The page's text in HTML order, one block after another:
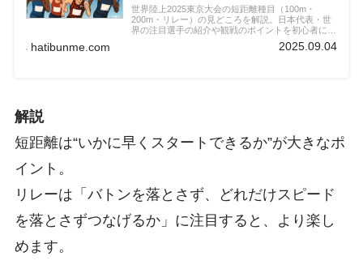
世界陸上2025東京大会の短距離種目（100m・
200m・リレー）の見どころを解説。日本代表・世
界の注目選手の紹介や観戦のポイントを初心者にも
hatibunme.com 2025.09.04
解説
短距離は“いかに早くスタートできるか”が大きなポ
イント。
リレーは「バトンを落とさず、どれだけスピード
を落とさずつなげるか」に注目すると、より楽し
めます。